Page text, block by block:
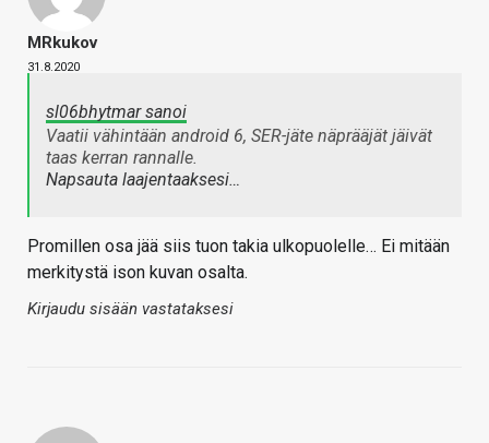
MRkukov
31.8.2020
sl06bhytmar sanoi
Vaatii vähintään android 6, SER-jäte näprääjät jäivät
taas kerran rannalle.
Napsauta laajentaaksesi…
Promillen osa jää siis tuon takia ulkopuolelle… Ei mitään
merkitystä ison kuvan osalta.
Kirjaudu sisään vastataksesi